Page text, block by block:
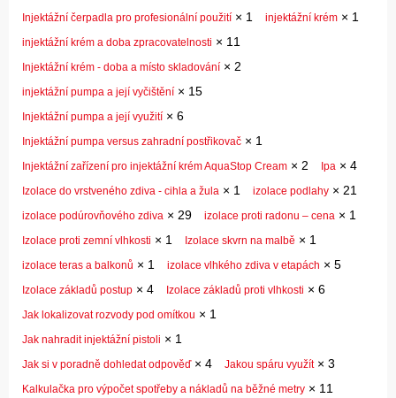
Injektážní čerpadla pro profesionální použití × 1 injektážní krém × 1
injektážní krém a doba zpracovatelnosti × 11
Injektážní krém - doba a místo skladování × 2
injektážní pumpa a její vyčištění × 15
Injektážní pumpa a její využití × 6
Injektážní pumpa versus zahradní postřikovač × 1
Injektážní zařízení pro injektážní krém AquaStop Cream × 2 Ipa × 4
Izolace do vrstveného zdiva - cihla a žula × 1 izolace podlahy × 21
izolace podúrovňového zdiva × 29 izolace proti radonu – cena × 1
Izolace proti zemní vlhkosti × 1 Izolace skvrn na malbě × 1
izolace teras a balkonů × 1 izolace vlhkého zdiva v etapách × 5
Izolace základů postup × 4 Izolace základů proti vlhkosti × 6
Jak lokalizovat rozvody pod omítkou × 1
Jak nahradit injektážní pistoli × 1
Jak si v poradně dohledat odpověď× 4 Jakou spáru využít× 3
Kalkulačka pro výpočet spotřeby a nákladů na běžné metry × 11